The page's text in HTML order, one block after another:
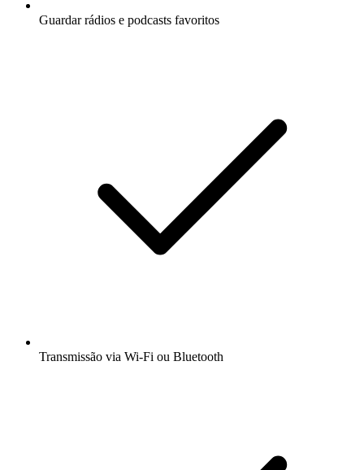
Guardar rádios e podcasts favoritos
Transmissão via Wi-Fi ou Bluetooth